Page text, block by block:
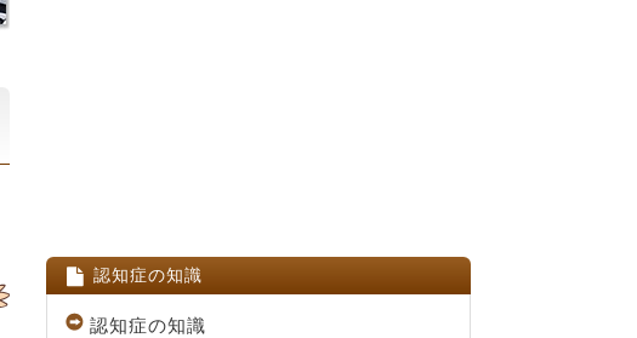
認知症の知識
認知症の知識